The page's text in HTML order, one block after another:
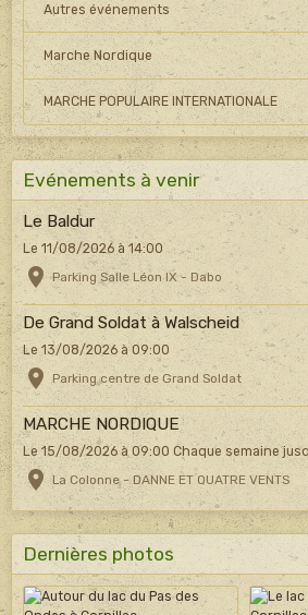
Autres événements
Marche Nordique
MARCHE POPULAIRE INTERNATIONALE
Evénements à venir
Le Baldur
Le 11/08/2026 à 14:00
Parking Salle Léon IX - Dabo
De Grand Soldat à Walscheid
Le 13/08/2026 à 09:00
Parking centre de Grand Soldat
MARCHE NORDIQUE
Le 15/08/2026 à 09:00 Chaque semaine
La Colonne - DANNE ET QUATRE VENTS
Dernières photos